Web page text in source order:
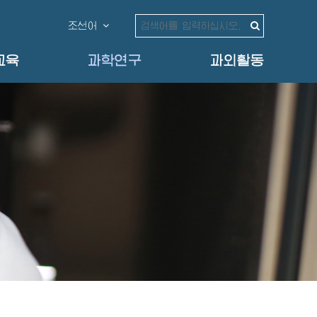
조선어
육 과학연구 과외활동